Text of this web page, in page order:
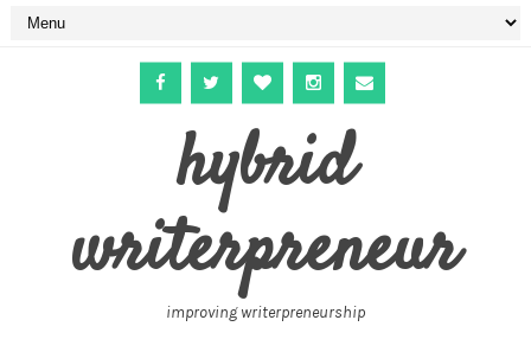
hybrid
writerpreneur
improving writerpreneurship